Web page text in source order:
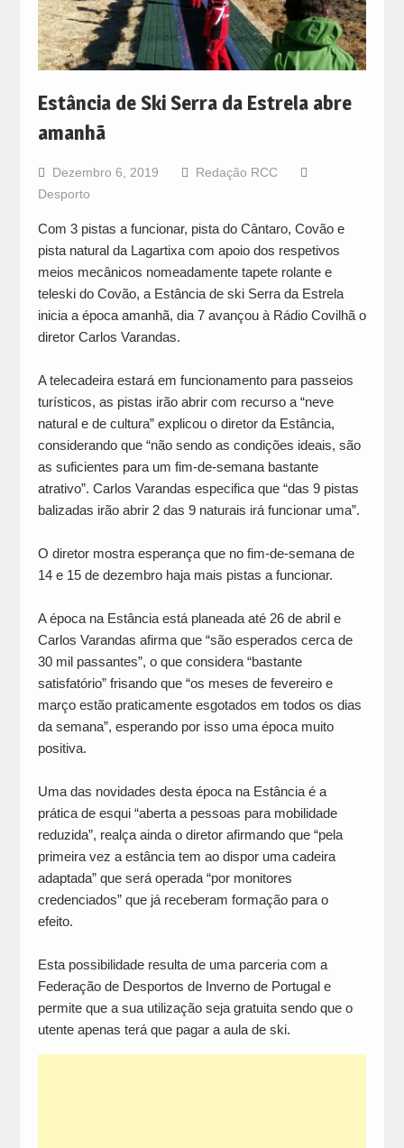
Estância de Ski Serra da Estrela abre
amanhã
Dezembro 6, 2019
Redação RCC
Desporto
Com 3 pistas a funcionar, pista do Cântaro, Covão e
pista natural da Lagartixa com apoio dos respetivos
meios mecânicos nomeadamente tapete rolante e
teleski do Covão, a Estância de ski Serra da Estrela
inicia a época amanhã, dia 7 avançou à Rádio Covilhã o
diretor Carlos Varandas.
A telecadeira estará em funcionamento para passeios
turísticos, as pistas irão abrir com recurso a “neve
natural e de cultura” explicou o diretor da Estância,
considerando que “não sendo as condições ideais, são
as suficientes para um fim-de-semana bastante
atrativo”. Carlos Varandas especifica que “das 9 pistas
balizadas irão abrir 2 das 9 naturais irá funcionar uma”.
O diretor mostra esperança que no fim-de-semana de
14 e 15 de dezembro haja mais pistas a funcionar.
A época na Estância está planeada até 26 de abril e
Carlos Varandas afirma que “são esperados cerca de
30 mil passantes”, o que considera “bastante
satisfatório” frisando que “os meses de fevereiro e
março estão praticamente esgotados em todos os dias
da semana”, esperando por isso uma época muito
positiva.
Uma das novidades desta época na Estância é a
prática de esqui “aberta a pessoas para mobilidade
reduzida”, realça ainda o diretor afirmando que “pela
primeira vez a estância tem ao dispor uma cadeira
adaptada” que será operada “por monitores
credenciados” que já receberam formação para o
efeito.
Esta possibilidade resulta de uma parceria com a
Federação de Desportos de Inverno de Portugal e
permite que a sua utilização seja gratuita sendo que o
utente apenas terá que pagar a aula de ski.